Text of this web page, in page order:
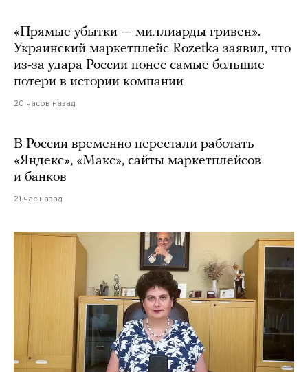
«Прямые убытки — миллиарды гривен».
Украинский маркетплейс Rozetka заявил, что
из-за удара России понес самые большие
потери в истории компании
20 часов назад
В России временно перестали работать
«Яндекс», «Макс», сайты маркетплейсов
и банков
21 час назад